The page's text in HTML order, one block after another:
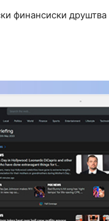
финансиски друштва